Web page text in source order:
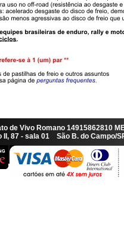
de Vivo Romano
II, 87 - sala 01 São B. do